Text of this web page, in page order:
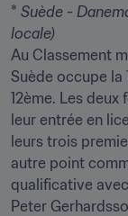
* Suède -
locale)
Au Classement
Suède occupe la
12ème. Les
leur entrée en
leurs trois
autre point
qualificative
Peter